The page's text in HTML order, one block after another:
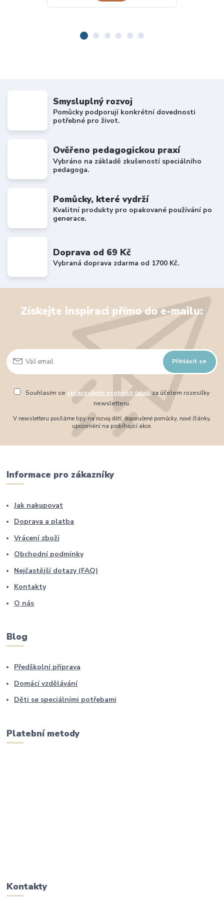
Smysluplný rozvoj
Pomůcky podporují konkrétní dovednosti
potřebné pro život.
Ověřeno pedagogickou praxí
Vybráno na základě zkušeností speciálního
pedagoga.
Pomůcky, které vydrží
Kvalitní produkty pro opakované používání po
generace.
Doprava od 69 Kč
Vybraná doprava zdarma od 1700 Kč.
Získejte inspiraci přímo do e-mailu:
Přihlásit se
Souhlasím se zpracováním osobních údajůza účelem rozesílky
newsletteru.
V newsletteru posíláme tipy na rozvoj dětí, doporučené pomůcky, nové články,
upozornění na probíhající akce.
Informace pro zákazníky
Jak nakupovat
Doprava a platba
Vrácení zboží
Obchodní podmínky
Nejčastější dotazy (FAQ)
Kontakty
O nás
Blog
Předškolní příprava
Domácí vzdělávání
Děti se speciálními potřebami
Platební metody
Kontakty